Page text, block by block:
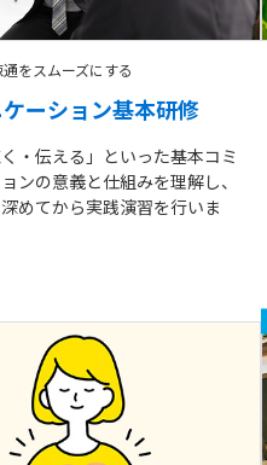
をスムーズにする
ーション基本研修
く・伝える」といった基本コミ
ンの意義と仕組みを理解し、
めてから実践演習を行いま